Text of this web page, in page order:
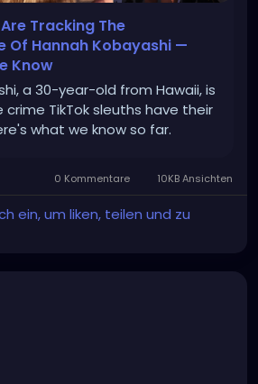
Tracking The
Of Hannah Kobayashi —
Know
a 30-year-old from Hawaii, is
crime TikTok sleuths have their
what we know so far.
0 Kommentare 10KB Ansichten
ein, um liken, teilen und zu